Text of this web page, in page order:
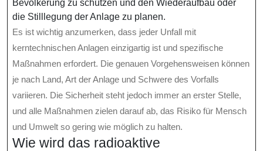
Bevölkerung zu schützen und den Wiederaufbau oder
die Stilllegung der Anlage zu planen.
Es ist wichtig anzumerken, dass jeder Unfall mit
kerntechnischen Anlagen einzigartig ist und spezifische
Maßnahmen erfordert. Die genauen Vorgehensweisen können
je nach Land, Art der Anlage und Schwere des Vorfalls
variieren. Die Sicherheit steht jedoch immer an erster Stelle,
und alle Maßnahmen zielen darauf ab, das Risiko für Mensch
und Umwelt so gering wie möglich zu halten.
Wie wird das radioaktive